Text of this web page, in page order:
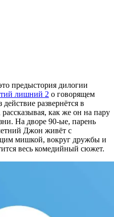
предыстория дилогии
лишний 2 о говорящем
развернётся в
как же он на пару
На дворе 90-ые, парень
Джон живёт с
мишкой, вокруг дружбы и
весь комедийный сюжет.